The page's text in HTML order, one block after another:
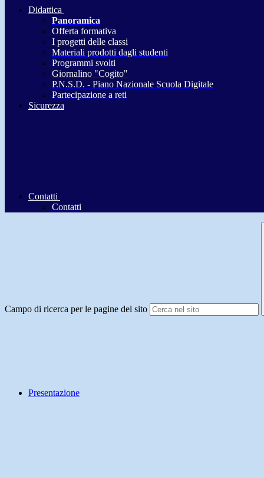
Didattica
Panoramica
Offerta formativa
I progetti delle classi
Materiali prodotti dagli studenti
Programmi svolti
Giornalino "Cogito"
P.N.S.D. - Piano Nazionale Scuola Digitale
Partecipazione a reti
Sicurezza
Contatti
Contatti
Campo di ricerca per le pagine del sito
Presentazione